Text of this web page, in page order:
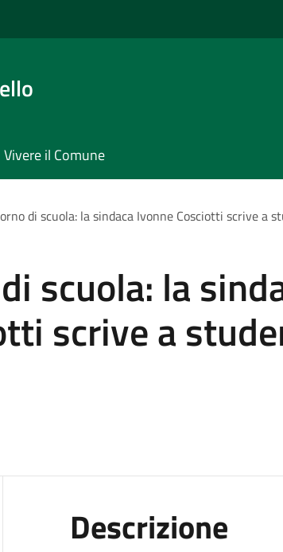
Vivere il Comune
di scuola: la sindaca Ivonne Cosciotti scrive a
scuola: la
scrive a
Descrizione